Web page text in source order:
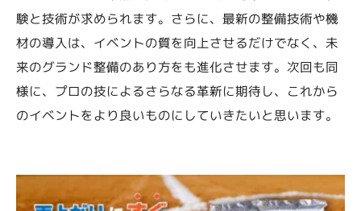
験と技術が求められます。さらに、最新の整備技術や機
材の導入は、イベントの質を向上させるだけでなく、未
来のグランド整備のあり方をも進化させます。次回も同
様に、プロの技によるさらなる革新に期待し、これから
のイベントをより良いものにしていきたいと思います。